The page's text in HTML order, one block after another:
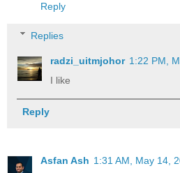
Reply
Replies
radzi_uitmjohor 1:22 PM,
I like
Reply
Asfan Ash 1:31 AM, May 14,